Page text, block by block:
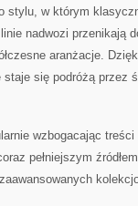
stylu, w którym
nadwozi przenikają
aranżacje.
się podróżą przez
wzbogacając
pełniejszym